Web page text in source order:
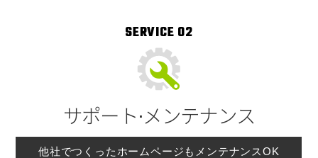
SERVICE 02
サポート⋅メンテナンス
他社でつくったホームページもメンテナンスOK